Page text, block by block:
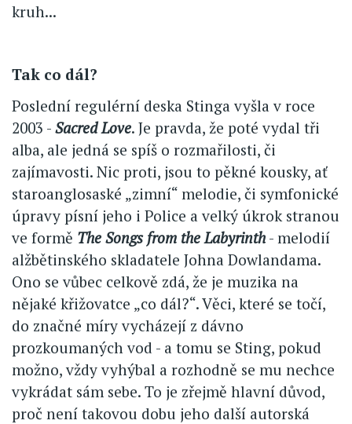
kruh...
Tak co dál?
Poslední regulérní deska Stinga vyšla v roce
2003 - Sacred Love. Je pravda, že poté vydal tři
alba, ale jedná se spíš o rozmařilosti, či
zajímavosti. Nic proti, jsou to pěkné kousky, ať
staroanglosaské „zimní“ melodie, či symfonické
úpravy písní jeho i Police a velký úkrok stranou
ve formě The Songs from the Labyrinth - melodií
alžbětinského skladatele Johna Dowlandama.
Ono se vůbec celkově zdá, že je muzika na
nějaké křižovatce „co dál?“. Věci, které se točí,
do značné míry vycházejí z dávno
prozkoumaných vod - a tomu se Sting, pokud
možno, vždy vyhýbal a rozhodně se mu nechce
vykrádat sám sebe. To je zřejmě hlavní důvod,
proč není takovou dobu jeho další autorská